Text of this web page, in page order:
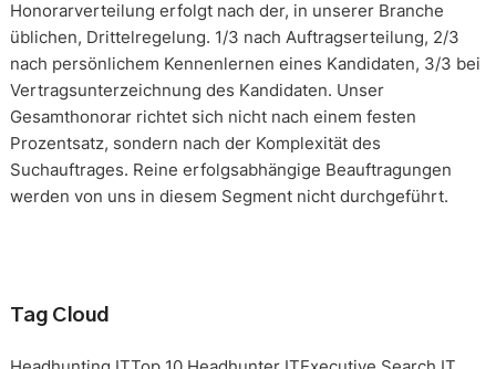
Honorarverteilung erfolgt nach der, in unserer Branche
üblichen, Drittelregelung. 1/3 nach Auftragserteilung, 2/3
nach persönlichem Kennenlernen eines Kandidaten, 3/3 bei
Vertragsunterzeichnung des Kandidaten. Unser
Gesamthonorar richtet sich nicht nach einem festen
Prozentsatz, sondern nach der Komplexität des
Suchauftrages. Reine erfolgsabhängige Beauftragungen
werden von uns in diesem Segment nicht durchgeführt.
Tag Cloud